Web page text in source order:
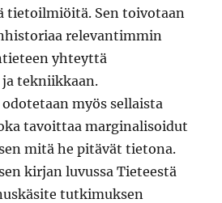
tietoilmiöitä. Sen toivotaan
relevantimmin
yhteyttä
tekniikkaan.
myös sellaista
tavoittaa marginalisoidut
mitä he pitävät tietona.
kirjan luvussa Tieteestä
tutkimuksen